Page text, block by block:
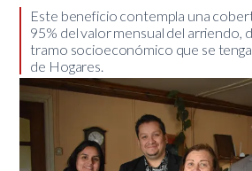
​Este beneficio contempla una
95% del valor mensual del arriendo,
tramo socioeconómico que se tenga
de Hogares.